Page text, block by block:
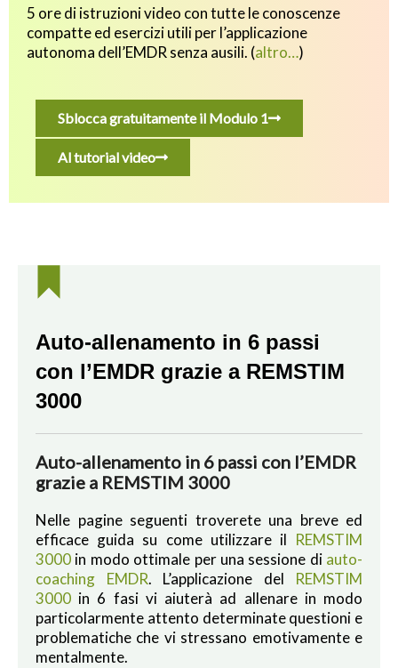
5 ore di istruzioni video con tutte le conoscenze
compatte ed esercizi utili per l’applicazione
autonoma dell’EMDR senza ausili. (altro…)
Sblocca gratuitamente il Modulo 1
Al tutorial video
Auto-allenamento in 6 passi
con l’EMDR grazie a REMSTIM
3000
Auto-allenamento in 6 passi con l’EMDR
grazie a REMSTIM 3000
Nelle pagine seguenti troverete una breve ed
efficace guida su come utilizzare il REMSTIM
3000 in modo ottimale per una sessione di auto-
coaching EMDR. L’applicazione del REMSTIM
3000 in 6 fasi vi aiuterà ad allenare in modo
particolarmente attento determinate questioni e
problematiche che vi stressano emotivamente e
mentalmente.